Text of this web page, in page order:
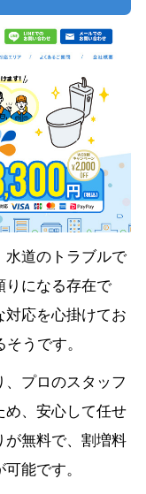
道のトラブルで
りになる存在で
応を心掛けてお
うです。
プロのスタッフ
、安心して任せ
が無料で、割増料
能です。